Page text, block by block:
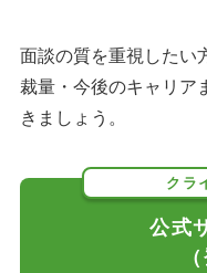
面談の質を重視したい
裁量・今後のキャリア
きましょう。
クラ
公式